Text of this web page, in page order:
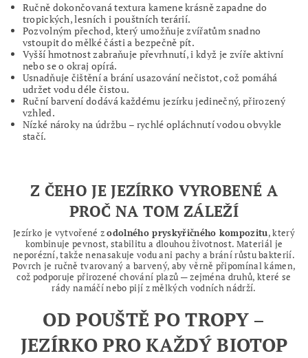
Ručně dokončovaná textura kamene krásně zapadne do
tropických, lesních i pouštních terárií.
Pozvolným přechod, který umožňuje zvířatům snadno
vstoupit do mělké části a bezpečně pít.
Vyšší hmotnost zabraňuje převrhnutí, i když je zvíře aktivní
nebo se o okraj opírá.
Usnadňuje čištění a brání usazování nečistot, což pomáhá
udržet vodu déle čistou.
Ruční barvení dodává každému jezírku jedinečný, přirozený
vzhled.
Nízké nároky na údržbu – rychlé opláchnutí vodou obvykle
stačí.
Z ČEHO JE JEZÍRKO VYROBENÉ A
PROČ NA TOM ZÁLEŽÍ
Jezírko je vytvořené zodolného pryskyřičného kompozitu, který
kombinuje pevnost, stabilitu a dlouhou životnost. Materiál je
neporézní, takže nenasakuje vodu ani pachy a brání růstu bakterií.
Povrch je ručně tvarovaný a barvený, aby věrně připomínal kámen,
což podporuje přirozené chování plazů — zejména druhů, které se
rády namáčí nebo pijí z mělkých vodních nádrží.
OD POUŠTĚ PO TROPY –
JEZÍRKO PRO KAŽDÝ BIOTOP